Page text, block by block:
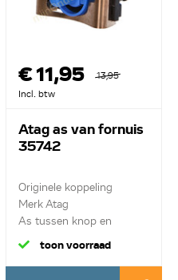
€ 11,95
13,95
Incl. btw
Atag as van fornuis
35742
Originele koppeling
Merk Atag
As tussen knop en
cardanas
toon voorraad